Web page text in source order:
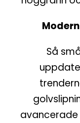
Så
avancerade